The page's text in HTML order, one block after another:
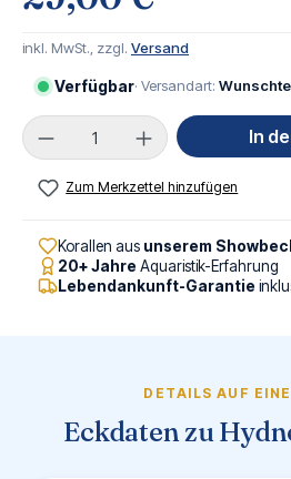
inkl. MwSt., zzgl. Versand
Verfügbar· Versandart:
Produkt Anzahl: Gib den
In
Zum Merkzettel hinzufügen
Korallen aus unserem
20+ Jahre Aquaristik-Erfahrung
Lebendankunft-Garantie
DETAILS AUF
Eckdaten zu